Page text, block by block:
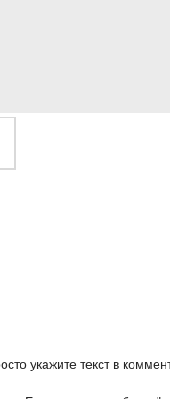
укажите текст в